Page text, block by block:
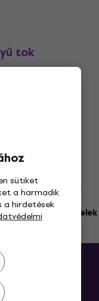
sütiket
a harmadik
hirdetések
tok
3M+ ügyfelek